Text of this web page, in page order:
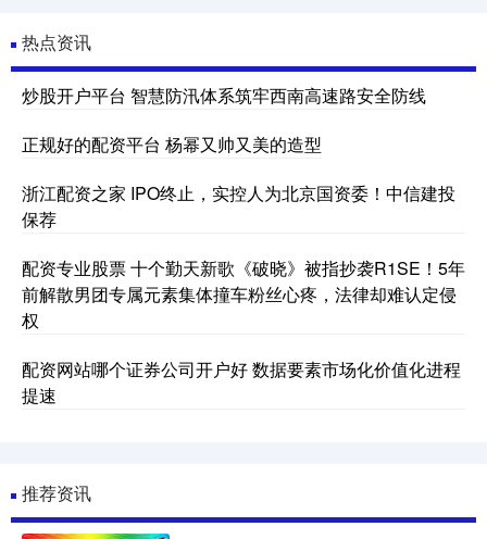
热点资讯
炒股开户平台 智慧防汛体系筑牢西南高速路安全防线
正规好的配资平台 杨幂又帅又美的造型
浙江配资之家 IPO终止，实控人为北京国资委！中信建投
保荐
配资专业股票 十个勤天新歌《破晓》被指抄袭R1SE！5年
前解散男团专属元素集体撞车粉丝心疼，法律却难认定侵
权
配资网站哪个证券公司开户好 数据要素市场化价值化进程
提速
推荐资讯